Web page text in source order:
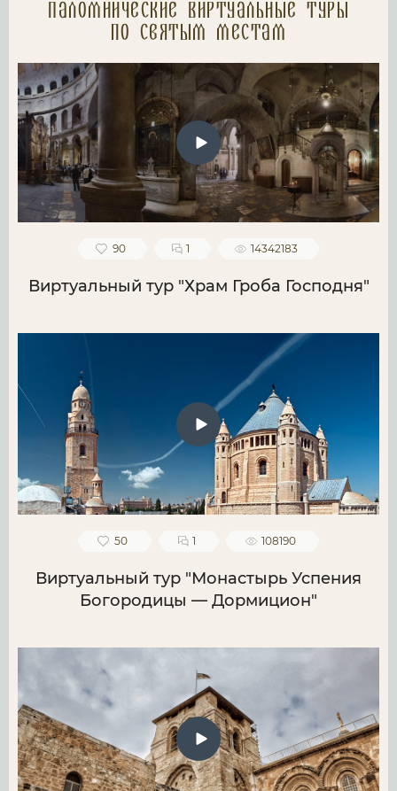
Паломнические Виртуальные туры
по святым местам
90 1 14342183
Виртуальный тур "Храм Гроба Господня"
50 1 108190
Виртуальный тур "Монастырь Успения
Богородицы — Дормицион"